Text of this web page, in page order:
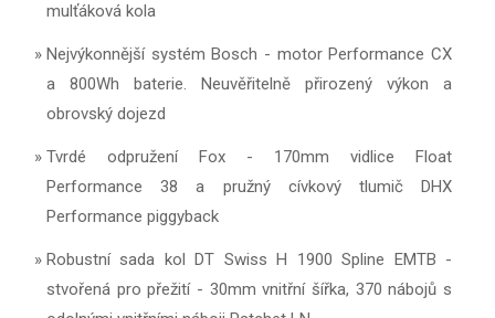
mulťáková kola
Nejvýkonnější systém Bosch - motor Performance CX
a 800Wh baterie. Neuvěřitelně přirozený výkon a
obrovský dojezd
Tvrdé odpružení Fox - 170mm vidlice Float
Performance 38 a pružný cívkový tlumič DHX
Performance piggyback
Robustní sada kol DT Swiss H 1900 Spline EMTB -
stvořená pro přežití - 30mm vnitřní šířka, 370 nábojů s